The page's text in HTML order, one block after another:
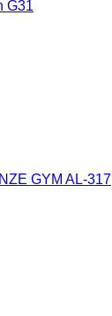
G31
GYM AL-317